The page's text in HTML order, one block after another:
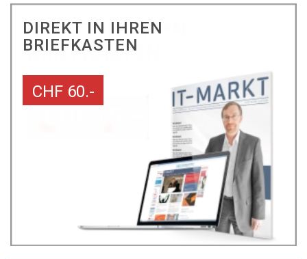
DIREKT IN IHREN
BRIEFKASTEN
CHF 60.-